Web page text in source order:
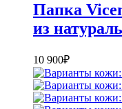
Папка
из
10 900₽